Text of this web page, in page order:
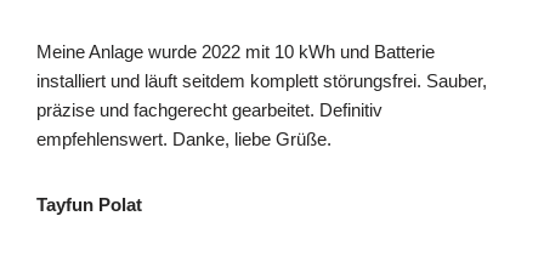
Meine Anlage wurde 2022 mit 10 kWh und Batterie
installiert und läuft seitdem komplett störungsfrei. Sauber,
präzise und fachgerecht gearbeitet. Definitiv
empfehlenswert. Danke, liebe Grüße.
Tayfun Polat